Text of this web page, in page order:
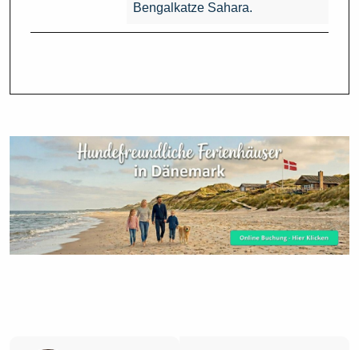
Bengalkatze Sahara.